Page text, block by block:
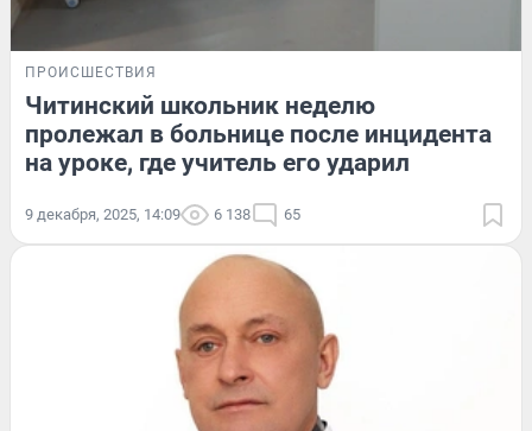
ПРОИСШЕСТВИЯ
Читинский школьник неделю
пролежал в больнице после инцидента
на уроке, где учитель его ударил
9 декабря, 2025, 14:09 6 138 65